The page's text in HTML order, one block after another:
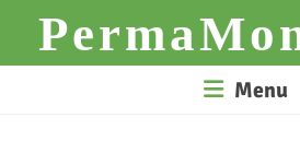
content
Menu